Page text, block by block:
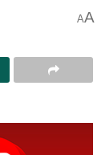
AA